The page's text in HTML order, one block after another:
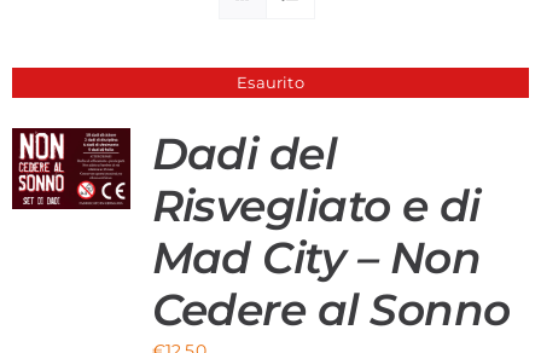
Strumenti di Sicurezza
Account
Carrello
Esaurito
Dadi del
Risvegliato e di
Mad City – Non
Cedere al Sonno